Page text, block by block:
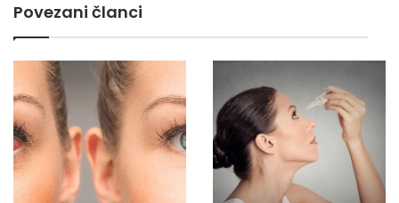
a
a
r
e
s
u
.
Povezani članci